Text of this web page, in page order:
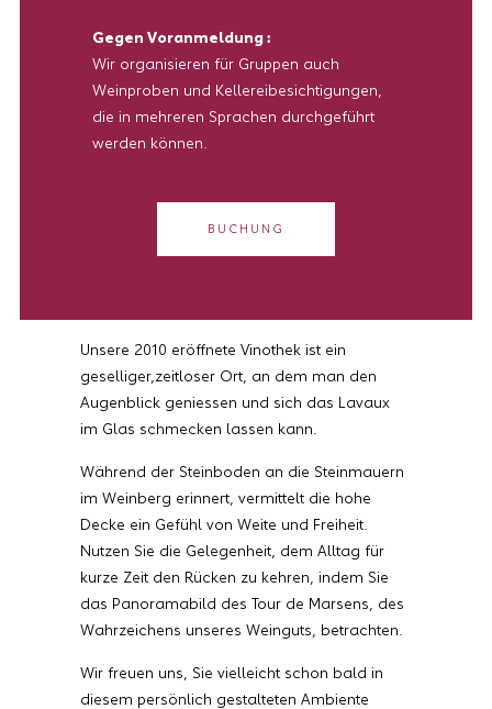
Gegen Voranmeldung :
Wir organisieren für Gruppen auch
Weinproben und Kellereibesichtigungen,
die in mehreren Sprachen durchgeführt
werden können.
BUCHUNG
Unsere 2010 eröffnete Vinothek ist ein
geselliger,zeitloser Ort, an dem man den
Augenblick geniessen und sich das Lavaux
im Glas schmecken lassen kann.
Während der Steinboden an die Steinmauern
im Weinberg erinnert, vermittelt die hohe
Decke ein Gefühl von Weite und Freiheit.
Nutzen Sie die Gelegenheit, dem Alltag für
kurze Zeit den Rücken zu kehren, indem Sie
das Panoramabild des Tour de Marsens, des
Wahrzeichens unseres Weinguts, betrachten.
Wir freuen uns, Sie vielleicht schon bald in
diesem persönlich gestalteten Ambiente